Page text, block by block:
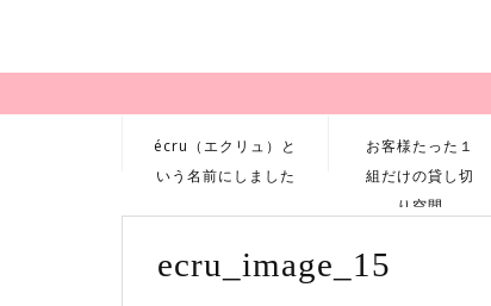
écru（エクリュ）と
いう名前にしました
お客様たった１
組だけの貸し切
り空間
ecru_image_15